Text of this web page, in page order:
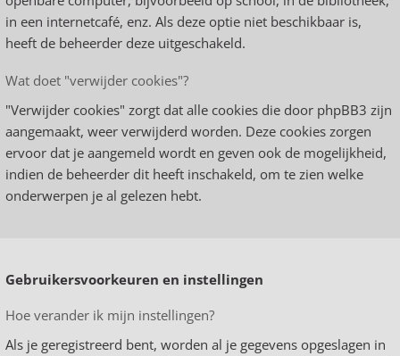
in een internetcafé, enz. Als deze optie niet beschikbaar is,
heeft de beheerder deze uitgeschakeld.
Wat doet "verwijder cookies"?
"Verwijder cookies" zorgt dat alle cookies die door phpBB3 zijn
aangemaakt, weer verwijderd worden. Deze cookies zorgen
ervoor dat je aangemeld wordt en geven ook de mogelijkheid,
indien de beheerder dit heeft inschakeld, om te zien welke
onderwerpen je al gelezen hebt.
Gebruikersvoorkeuren en instellingen
Hoe verander ik mijn instellingen?
Als je geregistreerd bent, worden al je gegevens opgeslagen in